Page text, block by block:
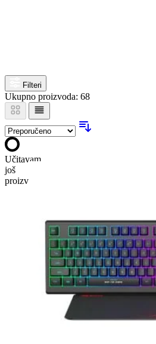
Filteri
Ukupno proizvoda: 68
Učitavam
još
proizvoda…